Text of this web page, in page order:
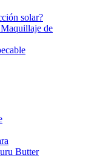
solar?
de
Butter